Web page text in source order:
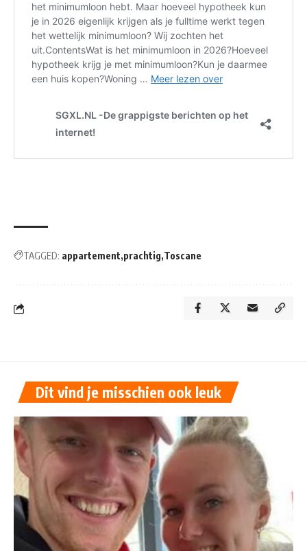
TAGGED: appartement prachtig Toscane
Dit vind je misschien ook leuk